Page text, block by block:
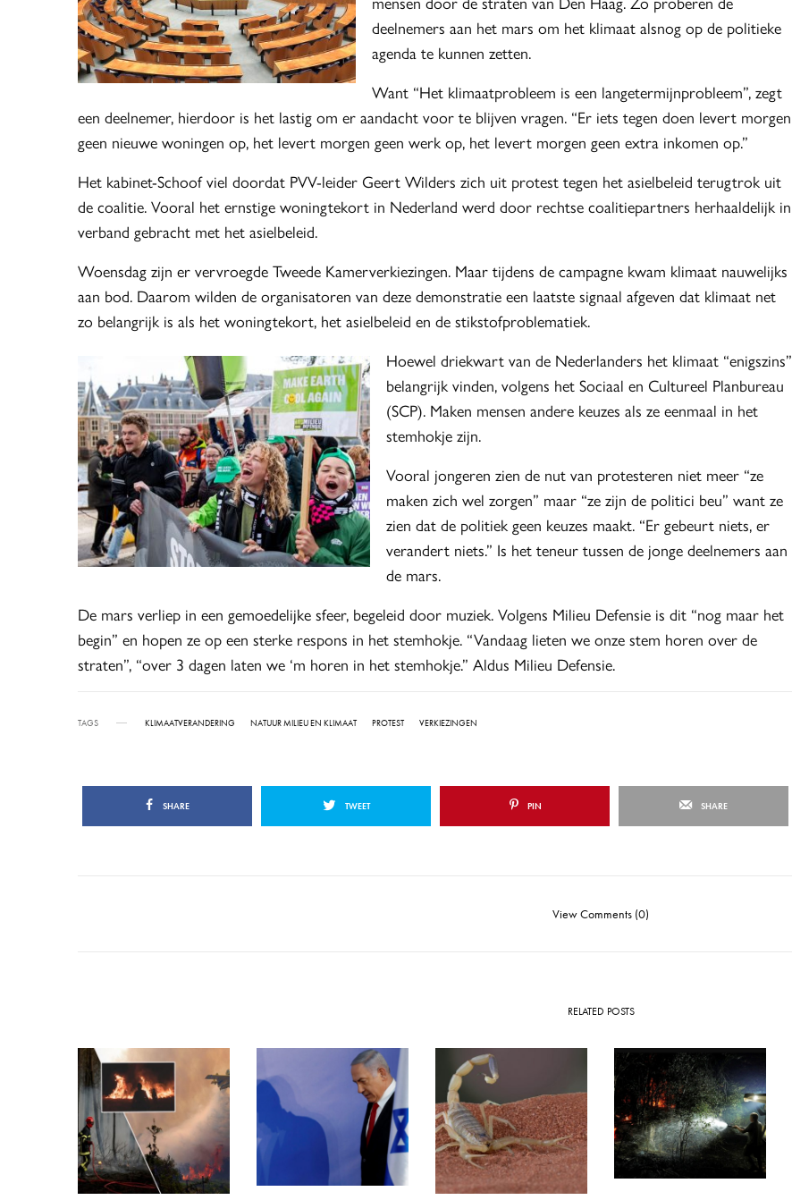
deelnemers aan het mars om het klimaat alsnog op de politieke
agenda te kunnen zetten.
Want “Het klimaatprobleem is een langetermijnprobleem”, zegt
een deelnemer, hierdoor is het lastig om er aandacht voor te blijven vragen. “Er iets tegen doen levert morgen
geen nieuwe woningen op, het levert morgen geen werk op, het levert morgen geen extra inkomen op.”
Het kabinet-Schoof viel doordat PVV-leider Geert Wilders zich uit protest tegen het asielbeleid terugtrok uit
de coalitie. Vooral het ernstige woningtekort in Nederland werd door rechtse coalitiepartners herhaaldelijk in
verband gebracht met het asielbeleid.
Woensdag zijn er vervroegde Tweede Kamerverkiezingen. Maar tijdens de campagne kwam klimaat nauwelijks
aan bod. Daarom wilden de organisatoren van deze demonstratie een laatste signaal afgeven dat klimaat net
zo belangrijk is als het woningtekort, het asielbeleid en de stikstofproblematiek.
Hoewel driekwart van de Nederlanders het klimaat “enigszins”
belangrijk vinden, volgens het Sociaal en Cultureel Planbureau
(SCP). Maken mensen andere keuzes als ze eenmaal in het
stemhokje zijn.
Vooral jongeren zien de nut van protesteren niet meer “ze
maken zich wel zorgen” maar “ze zijn de politici beu” want ze
zien dat de politiek geen keuzes maakt. “Er gebeurt niets, er
verandert niets.” Is het teneur tussen de jonge deelnemers aan
de mars.
De mars verliep in een gemoedelijke sfeer, begeleid door muziek. Volgens Milieu Defensie is dit “nog maar het
begin” en hopen ze op een sterke respons in het stemhokje. “Vandaag lieten we onze stem horen over de
straten”, “over 3 dagen laten we ‘m horen in het stemhokje.” Aldus Milieu Defensie.
TAGS KLIMAATVERANDERING NATUUR MILIEU EN KLIMAAT PROTEST VERKIEZINGEN
SHARE TWEET PIN SHARE
View Comments (0)
RELATED POSTS